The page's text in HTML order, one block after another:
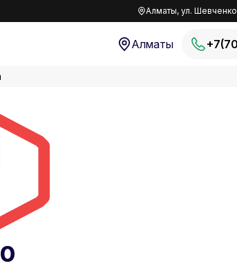
Алматы, ул.
Алматы